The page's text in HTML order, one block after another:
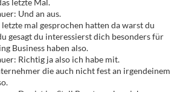
letzte Mal.
Und an aus.
mal gesprochen hatten da warst du
gesagt du interessierst dich besonders für
Business haben also.
Richtig ja also ich habe mit.
die auch nicht fest an irgendeinem